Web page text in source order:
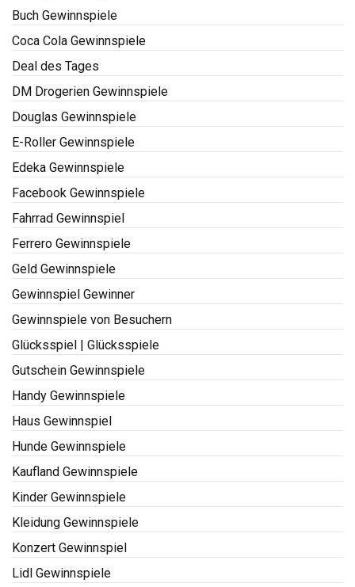
Buch Gewinnspiele
Coca Cola Gewinnspiele
Deal des Tages
DM Drogerien Gewinnspiele
Douglas Gewinnspiele
E-Roller Gewinnspiele
Edeka Gewinnspiele
Facebook Gewinnspiele
Fahrrad Gewinnspiel
Ferrero Gewinnspiele
Geld Gewinnspiele
Gewinnspiel Gewinner
Gewinnspiele von Besuchern
Glücksspiel | Glücksspiele
Gutschein Gewinnspiele
Handy Gewinnspiele
Haus Gewinnspiel
Hunde Gewinnspiele
Kaufland Gewinnspiele
Kinder Gewinnspiele
Kleidung Gewinnspiele
Konzert Gewinnspiel
Lidl Gewinnspiele